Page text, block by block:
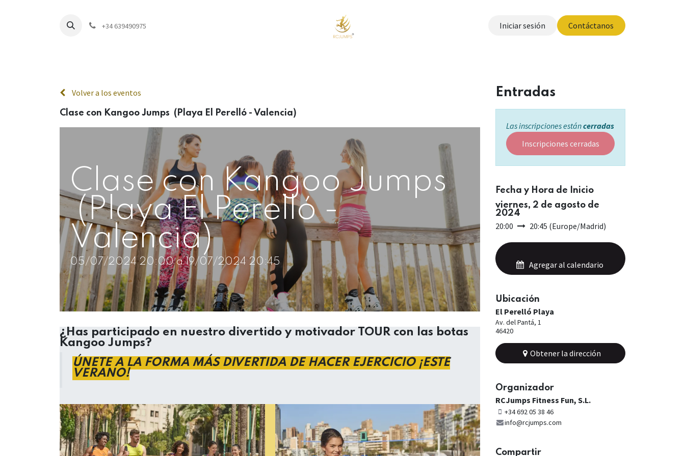
+34 639490975 Iniciar sesión Contáctanos
Volver a los eventos
Clase con Kangoo Jumps (Playa El Perelló - Valencia)
Clase con Kangoo Jumps
(Playa El Perelló -
Valencia)
05/07/2024 20:00 a 19/07/2024 20:45
¿Has participado en nuestro divertido y motivador TOUR con las botas
Kangoo Jumps?
ÚNETE A LA FORMA MÁS DIVERTIDA DE HACER EJERCICIO ¡ESTE
VERANO!
Entradas
Las inscripciones estáncerradas
Inscripciones cerradas
Fecha y Hora de Inicio
viernes, 2 de agosto de
2024
20:00 20:45 (Europe/Madrid)
Agregar al calendario
Ubicación
El Perelló Playa
Av. del Pantá, 1
46420
Obtener la dirección
Organizador
RCJumps Fitness Fun, S.L.
+34 692 05 38 46
info@rcjumps.com
Compartir